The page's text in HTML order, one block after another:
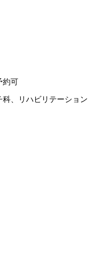
約可
、リハビリテーション